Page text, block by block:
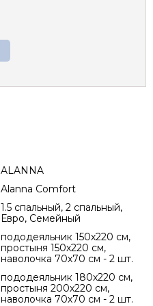
ALANNA
Alanna Comfort
1.5 спальный, 2 спальный,
Евро, Семейный
пододеяльник 150х220 см,
простыня 150х220 см,
наволочка 70х70 см - 2 шт.
пододеяльник 180х220 см,
простыня 200х220 см,
наволочка 70х70 см - 2 шт.